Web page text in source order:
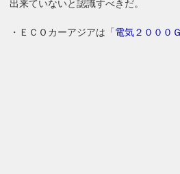
出来ていないと認識すべきだ。
・ＥＣＯカーアジアは「電気２０００